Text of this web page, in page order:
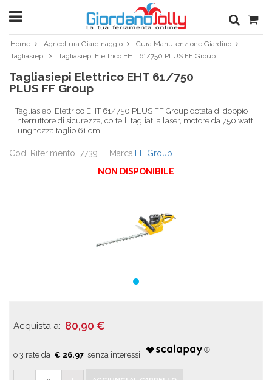
Home Agricoltura Giardinaggio
Cura Manutenzione Giardino
Tagliasiepi
Tagliasiepi Elettrico EHT 61/750 PLUS FF Group
Tagliasiepi Elettrico EHT 61/750
PLUS FF Group
Tagliasiepi Elettrico EHT 61/750 PLUS FF Group dotata di doppio
interruttore di sicurezza, coltelli tagliati a laser, motore da 750 watt,
lunghezza taglio 61 cm
Cod. Riferimento: 7739 Marca:FF Group
NON DISPONIBILE
Acquista a: 80,90 €
€ 26.97